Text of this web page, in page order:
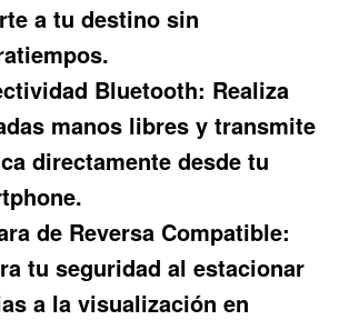
a tu destino sin
Bluetooth: Realiza
manos libres y transmite
directamente desde tu
de Reversa Compatible:
tu seguridad al estacionar
a la visualización en